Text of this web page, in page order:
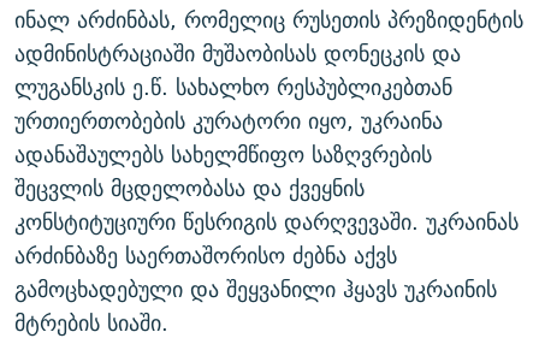
ინალ არძინბას, რომელიც რუსეთის პრეზიდენტის
ადმინისტრაციაში მუშაობისას დონეცკის და
ლუგანსკის ე.წ. სახალხო რესპუბლიკებთან
ურთიერთობების კურატორი იყო, უკრაინა
ადანაშაულებს სახელმწიფო საზღვრების
შეცვლის მცდელობასა და ქვეყნის
კონსტიტუციური წესრიგის დარღვევაში. უკრაინას
არძინბაზე საერთაშორისო ძებნა აქვს
გამოცხადებული და შეყვანილი ჰყავს უკრაინის
მტრების სიაში.